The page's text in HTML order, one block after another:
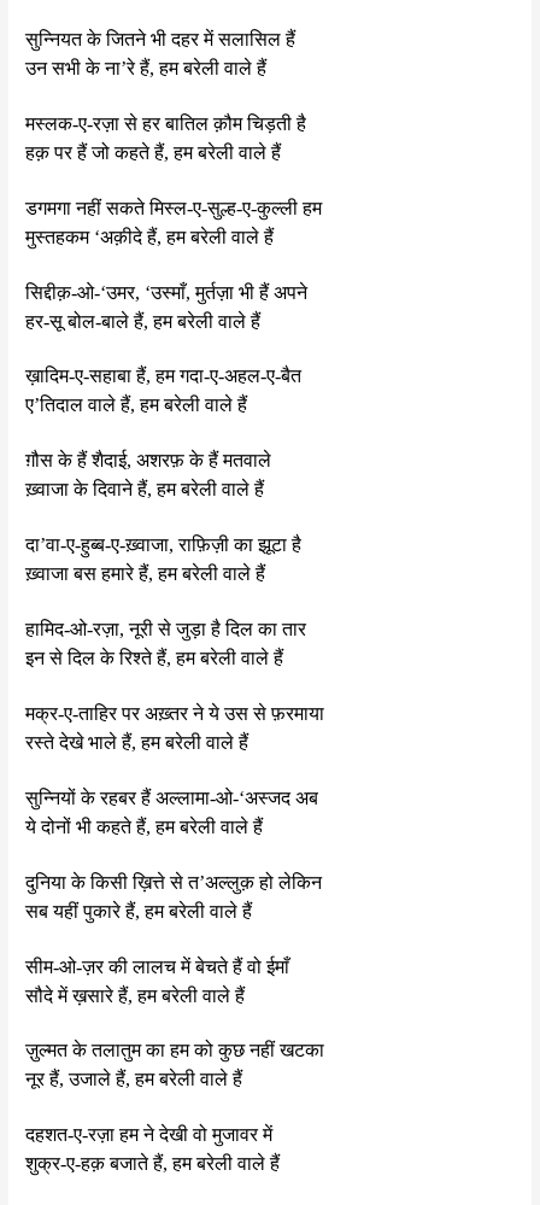
सुन्नियत के जितने भी दहर में सलासिल हैं
उन सभी के ना’रे हैं, हम बरेली वाले हैं
मस्लक-ए-रज़ा से हर बातिल क़ौम चिड़ती है
हक़ पर हैं जो कहते हैं, हम बरेली वाले हैं
डगमगा नहीं सकते मिस्ल-ए-सुल्ह-ए-कुल्ली हम
मुस्तहकम ‘अक़ीदे हैं, हम बरेली वाले हैं
सिद्दीक़-ओ-‘उमर, ‘उस्माँ, मुर्तज़ा भी हैं अपने
हर-सू बोल-बाले हैं, हम बरेली वाले हैं
ख़ादिम-ए-सहाबा हैं, हम गदा-ए-अहल-ए-बैत
ए’तिदाल वाले हैं, हम बरेली वाले हैं
ग़ौस के हैं शैदाई, अशरफ़ के हैं मतवाले
ख़्वाजा के दिवाने हैं, हम बरेली वाले हैं
दा’वा-ए-हुब्ब-ए-ख़्वाजा, राफ़िज़ी का झूटा है
ख़्वाजा बस हमारे हैं, हम बरेली वाले हैं
हामिद-ओ-रज़ा, नूरी से जुड़ा है दिल का तार
इन से दिल के रिश्ते हैं, हम बरेली वाले हैं
मक्र-ए-ताहिर पर अख़्तर ने ये उस से फ़रमाया
रस्ते देखे भाले हैं, हम बरेली वाले हैं
सुन्नियों के रहबर हैं अल्लामा-ओ-‘अस्जद अब
ये दोनों भी कहते हैं, हम बरेली वाले हैं
दुनिया के किसी ख़ित्ते से त’अल्लुक़ हो लेकिन
सब यहीं पुकारे हैं, हम बरेली वाले हैं
सीम-ओ-ज़र की लालच में बेचते हैं वो ईमाँ
सौदे में ख़सारे हैं, हम बरेली वाले हैं
ज़ुल्मत के तलातुम का हम को कुछ नहीं खटका
नूर हैं, उजाले हैं, हम बरेली वाले हैं
दहशत-ए-रज़ा हम ने देखी वो मुजावर में
शुक्र-ए-हक़ बजाते हैं, हम बरेली वाले हैं